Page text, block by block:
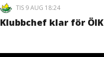
TIS 9 AUG 18:24
Klubbchef klar för ÖIK